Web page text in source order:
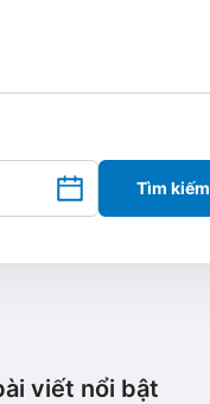
Tìm kiếm
viết nổi bật